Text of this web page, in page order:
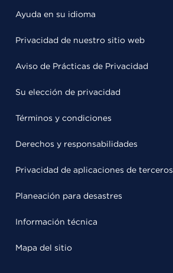
Ayuda en su idioma
Privacidad de nuestro sitio web
Aviso de Prácticas de Privacidad
Su elección de privacidad
Términos y condiciones
Derechos y responsabilidades
Privacidad de aplicaciones de terceros
Planeación para desastres
Información técnica
Mapa del sitio